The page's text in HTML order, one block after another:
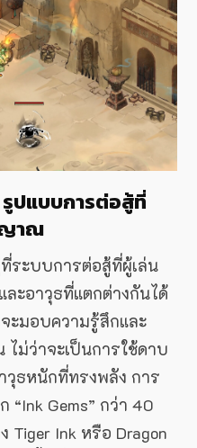
รูปแบบการต่อสู้ที่
าณ
ระบบการต่อสู้ที่ผู้เล่น
ละอาวุธที่แตกต่างกันได้
ะมอบความรู้สึกและ
ไม่ว่าจะเป็นการใช้ดาบ
วุธหนักที่ทรงพลัง การ
Gems” กว่า 40
Tiger Ink หรือ Dragon